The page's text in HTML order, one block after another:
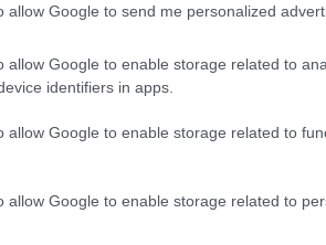
allow Google to send me personalized
allow Google to enable storage related to
identifiers in apps.
allow Google to enable storage related to
allow Google to enable storage related to
nella sezione Login
dal menù
i tuoi video e le tue foto